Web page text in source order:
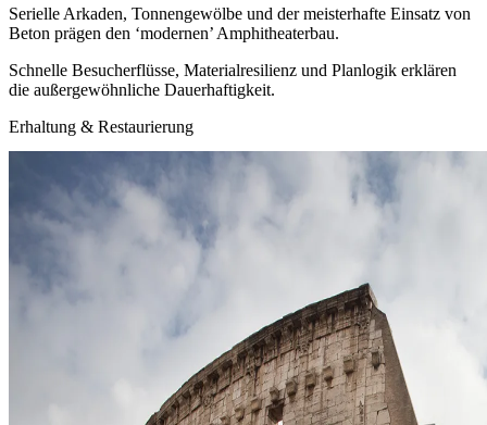
Serielle Arkaden, Tonnengewölbe und der meisterhafte Einsatz von
Beton prägen den ‘modernen’ Amphitheaterbau.
Schnelle Besucherflüsse, Materialresilienz und Planlogik erklären
die außergewöhnliche Dauerhaftigkeit.
Erhaltung & Restaurierung